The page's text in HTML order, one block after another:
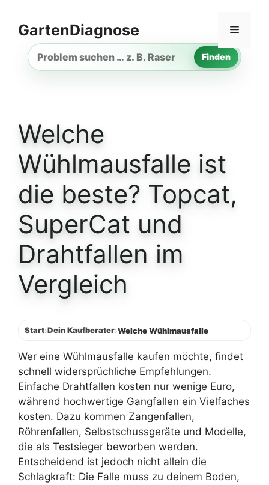
Inhalt
springen
GartenDiagnose Menü
Gartenproblem
Finden
Welche
Wühlmausfalle ist
die beste? Topcat,
SuperCat und
Drahtfallen im
Vergleich
Start›Dein Kaufberater›Welche Wühlmausfalle
Wer eine Wühlmausfalle kaufen möchte, findet
schnell widersprüchliche Empfehlungen.
Einfache Drahtfallen kosten nur wenige Euro,
während hochwertige Gangfallen ein Vielfaches
kosten. Dazu kommen Zangenfallen,
Röhrenfallen, Selbstschussgeräte und Modelle,
die als Testsieger beworben werden.
Entscheidend ist jedoch nicht allein die
Schlagkraft: Die Falle muss zu deinem Boden,